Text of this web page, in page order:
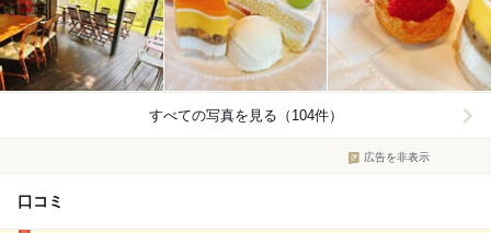
すべての写真を見る（104件）
広告を非表示
口コミ